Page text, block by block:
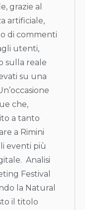
grazie al
artificiale,
di commenti
utenti,
sulla reale
su una
che,
a tanto
a Rimini
eventi più
Analisi
Festival
la Natural
il titolo